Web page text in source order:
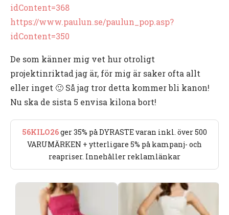
idContent=368
https://www.paulun.se/paulun_pop.asp?
idContent=350
De som känner mig vet hur otroligt
projektinriktad jag är, för mig är saker ofta allt
eller inget 🙂 Så jag tror detta kommer bli kanon!
Nu ska de sista 5 envisa kilona bort!
56KILO26ger 35% på DYRASTE varan inkl. över 500
VARUMÄRKEN + ytterligare 5% på kampanj- och
reapriser. Innehåller reklamlänkar